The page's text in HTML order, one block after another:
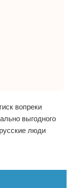
вопреки
выгодного
люди